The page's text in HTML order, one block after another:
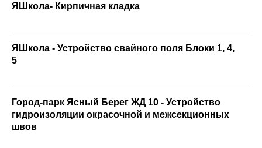
ЯШкола- Кирпичная кладка
ЯШкола - Устройство свайного поля Блоки 1, 4,
5
Город-парк Ясный Берег ЖД 10 - Устройство
гидроизоляции окрасочной и межсекционных
швов